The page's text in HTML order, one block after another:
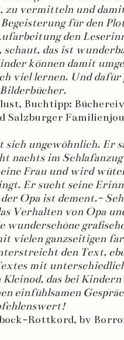
zu vermitteln und
für den
den
schaut, das ist
können damit
viel lernen. Und dafür
Buchtipp:
Salzburger
sich ungewöhnlich. Er
nachts im
Frau und wird
Er sucht seine
Opa ist dement.-
Verhalten von Opa
wunderschöne
vielen ganzseitigen
den Text,
mit
das bei
einfühlsamen
Rottkord, bv